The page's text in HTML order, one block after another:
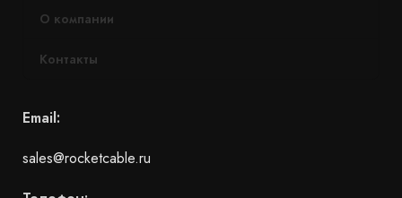
О компании
Контакты
Email:
sales@rocketcable.ru